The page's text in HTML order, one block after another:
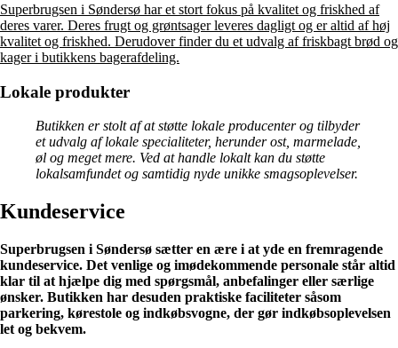
Superbrugsen i Søndersø har et stort fokus på kvalitet og friskhed af
deres varer. Deres frugt og grøntsager leveres dagligt og er altid af høj
kvalitet og friskhed. Derudover finder du et udvalg af friskbagt brød og
kager i butikkens bagerafdeling.
Lokale produkter
Butikken er stolt af at støtte lokale producenter og tilbyder
et udvalg af lokale specialiteter, herunder ost, marmelade,
øl og meget mere. Ved at handle lokalt kan du støtte
lokalsamfundet og samtidig nyde unikke smagsoplevelser.
Kundeservice
Superbrugsen i Søndersø sætter en ære i at yde en fremragende
kundeservice. Det venlige og imødekommende personale står altid
klar til at hjælpe dig med spørgsmål, anbefalinger eller særlige
ønsker. Butikken har desuden praktiske faciliteter såsom
parkering, kørestole og indkøbsvogne, der gør indkøbsoplevelsen
let og bekvem.